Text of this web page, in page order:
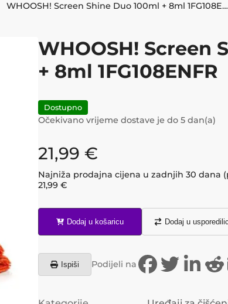
WHOOSH! Screen Shine Duo 100ml + 8ml 1FG108ENFR
WHOOSH! Screen
+ 8ml 1FG108ENFR
Dostupno
Očekivano vrijeme dostave je do 5dan(a)
21,99 €
Najniža prodajna cijena u zadnjih 30 dana
21,99 €
Dodaj u košaricu Dodaj u
Ispiši Podijeli na